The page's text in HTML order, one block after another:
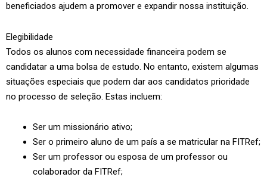
beneficiados ajudem a promover e expandir nossa instituição.
Elegibilidade
Todos os alunos com necessidade financeira podem se
candidatar a uma bolsa de estudo. No entanto, existem algumas
situações especiais que podem dar aos candidatos prioridade
no processo de seleção. Estas incluem:
Ser um missionário ativo;
Ser o primeiro aluno de um país a se matricular na FITRef;
Ser um professor ou esposa de um professor ou
colaborador da FITRef;